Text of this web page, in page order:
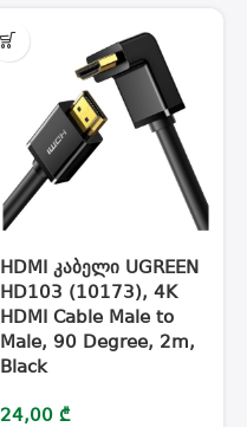
HDMI კაბელი UGREEN
HD103 (10173), 4K
HDMI Cable Male to
Male, 90 Degree, 2m,
Black
24,00 ₾